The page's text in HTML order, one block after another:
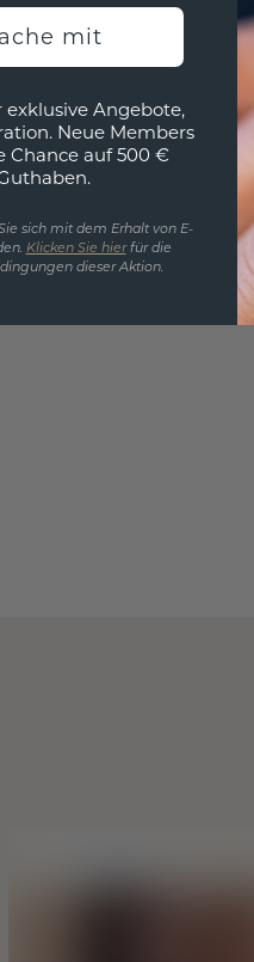
mit
exklusive Angebote,
Neue Members
Chance auf 500 €
sich mit dem Erhalt von E-
Klicken Sie hierfür die
dieser Aktion.